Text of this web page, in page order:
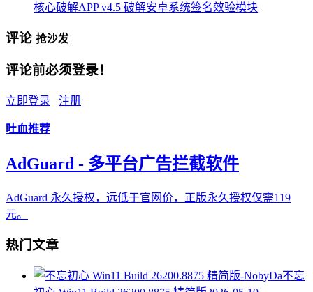
核心破解APP v4.5 破解安卓系统签名效验模块
评论 抢沙发
评论前必须登录！
立即登录 注册
吐血推荐
AdGuard - 多平台广告拦截软件
AdGuard 永久授权，远低于官网价，正版永久授权仅需119
元。
热门文章
不忘